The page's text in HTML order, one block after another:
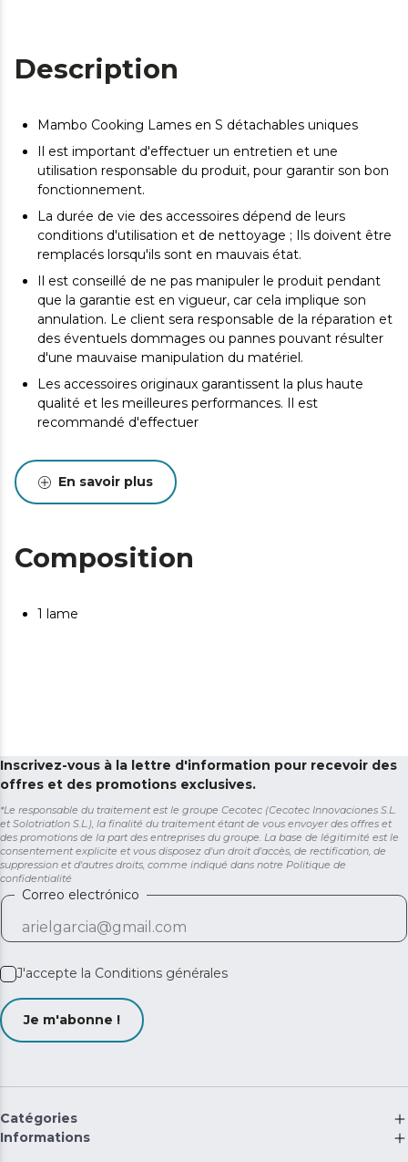
Description
Mambo Cooking Lames en S détachables uniques
Il est important d'effectuer un entretien et une
utilisation responsable du produit, pour garantir son bon
fonctionnement.
La durée de vie des accessoires dépend de leurs
conditions d'utilisation et de nettoyage ; Ils doivent être
remplacés lorsqu'ils sont en mauvais état.
Il est conseillé de ne pas manipuler le produit pendant
que la garantie est en vigueur, car cela implique son
annulation. Le client sera responsable de la réparation et
des éventuels dommages ou pannes pouvant résulter
d'une mauvaise manipulation du matériel.
Les accessoires originaux garantissent la plus haute
qualité et les meilleures performances. Il est
recommandé d'effectuer
En savoir plus
Composition
1 lame
Inscrivez-vous à la lettre d'information pour recevoir des
offres et des promotions exclusives.
*Le responsable du traitement est le groupe Cecotec (Cecotec Innovaciones S.L.
et Solotriatlon S.L.), la finalité du traitement étant de vous envoyer des offres et
des promotions de la part des entreprises du groupe. La base de légitimité est le
consentement explicite et vous disposez d'un droit d'accès, de rectification, de
suppression et d'autres droits, comme indiqué dans notre Politique de
confidentialité
Correo electrónico
J'accepte la Conditions générales
Je m'abonne !
Catégories
Informations